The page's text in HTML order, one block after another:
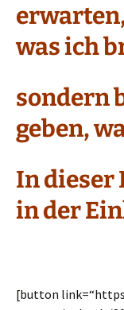
was ich
sondern
geben,
In dieser
in der
[button